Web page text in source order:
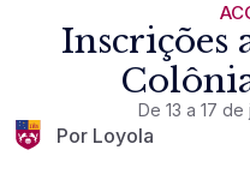
Inscrições
De 13 a 17 de
Por Loyola